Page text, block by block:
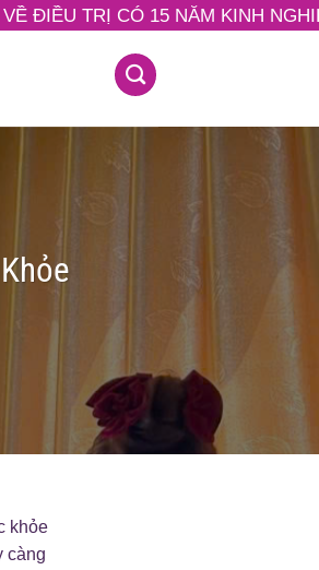
NĂM KINH NGHIỆM TRONG
khỏe
càng